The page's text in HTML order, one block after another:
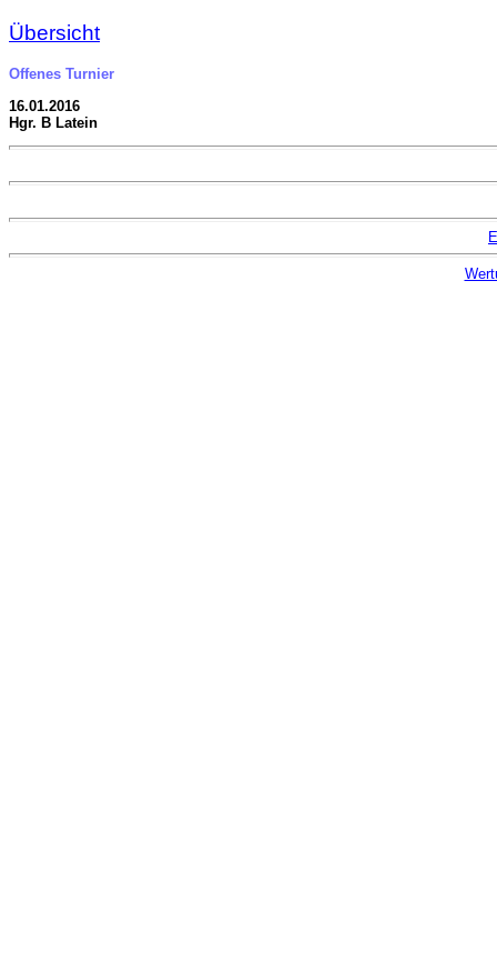
Übersicht
Offenes Turnier
16.01.2016
Hgr. B Latein